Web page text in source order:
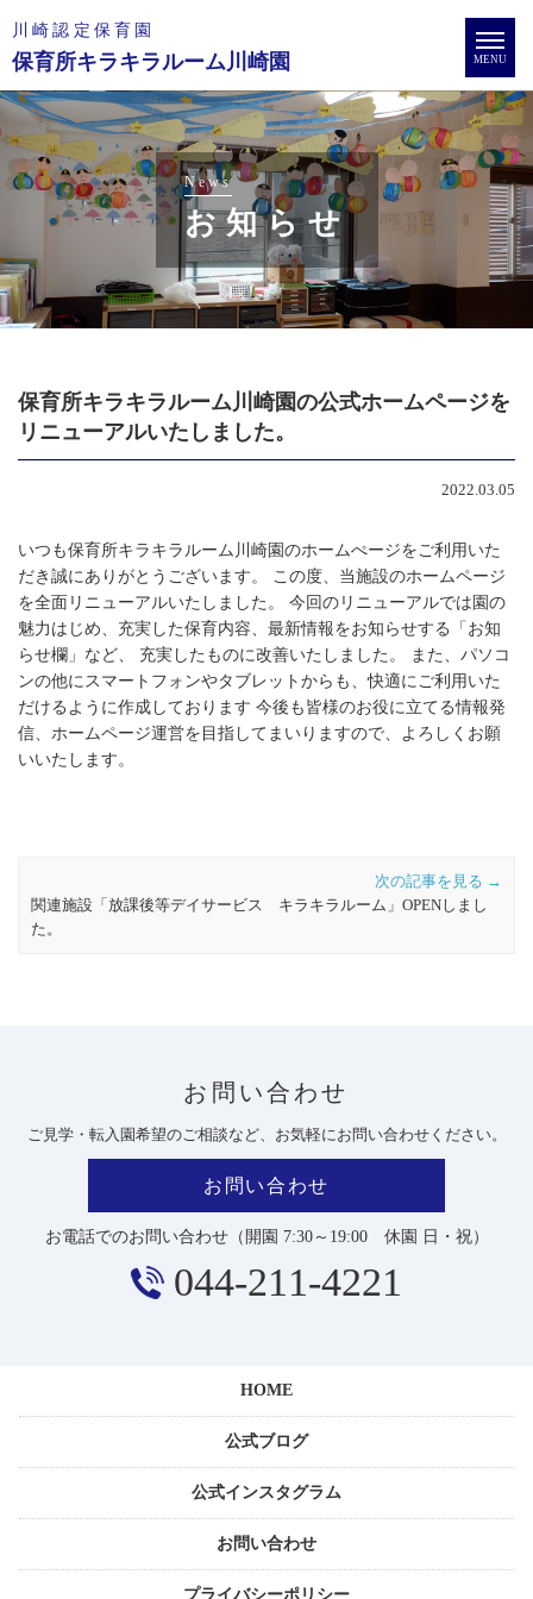
川崎認定保育園
保育所キラキラルーム川崎園 MENU
News
お知らせ
保育所キラキラルーム川崎園の公式ホームページを
リニューアルいたしました。
2022.03.05
いつも保育所キラキラルーム川崎園のホームぺージをご利用いた
だき誠にありがとうございます。 この度、当施設のホームページ
を全面リニューアルいたしました。 今回のリニューアルでは園の
魅力はじめ、充実した保育内容、最新情報をお知らせする「お知
らせ欄」など、 充実したものに改善いたしました。 また、パソコ
ンの他にスマートフォンやタブレットからも、快適にご利用いた
だけるように作成しております 今後も皆様のお役に立てる情報発
信、ホームページ運営を目指してまいりますので、よろしくお願
いいたします。
関連施設「放課後等デイサービス キラキラルーム」OPENしまし
た。
お問い合わせ
ご見学・転入園希望のご相談など、お気軽にお問い合わせください。
お問い合わせ
お電話でのお問い合わせ（開園 7:30～19:00 休園 日・祝）
044-211-4221
HOME
公式ブログ
公式インスタグラム
お問い合わせ
プライバシーポリシー